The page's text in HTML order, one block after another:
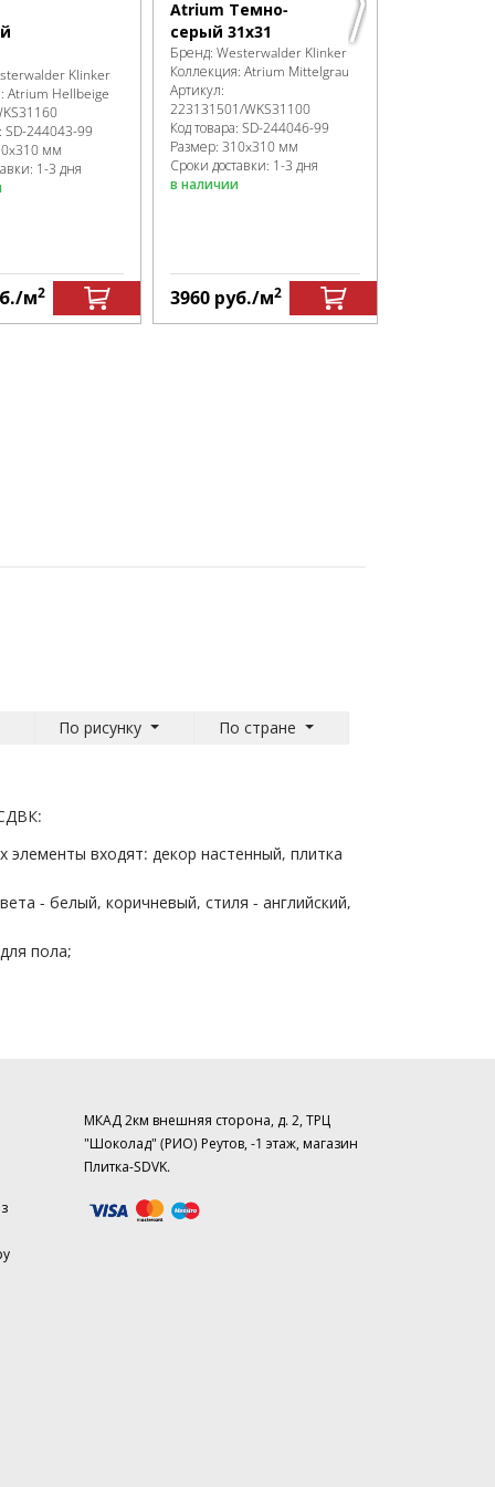
Klinker
Atrium Hellbeige
SD-244043-99
мм
1-3 дня
/м2
Atrium Темно-
серый 31x31
Бренд: Westerwalder Klinker
Коллекция: Atrium Mittelgrau
Артикул:
223131501/WKS31100
Код товара: SD-244046-99
Размер: 310x310 мм
Сроки доставки: 1-3 дня
в наличии
3960 руб./м2
По рисунку По стране
входят: декор настенный, плитка
- белый, коричневый, стиля - английский,
пола;
МКАД 2км внешняя сторона, д. 2, ТРЦ
"Шоколад" (РИО) Реутов, -1 этаж, магазин
Плитка-SDVK.